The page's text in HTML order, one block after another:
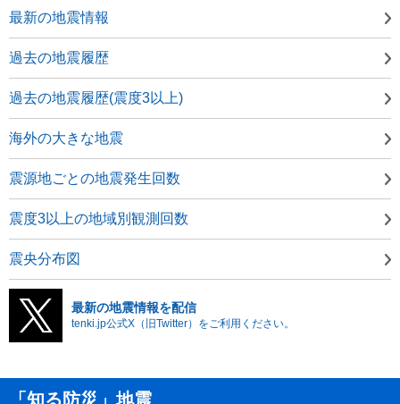
最新の地震情報
過去の地震履歴
過去の地震履歴(震度3以上)
海外の大きな地震
震源地ごとの地震発生回数
震度3以上の地域別観測回数
震央分布図
最新の地震情報を配信
tenki.jp公式X（旧Twitter）をご利用ください。
「知る防災」地震